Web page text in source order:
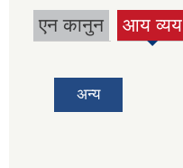
एन कानुन आय व्यय
(active
अन्य